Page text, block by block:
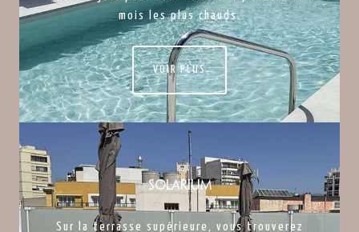
mois les plus chauds.
VOIR PLUS
Solarium
Sur la terrasse supérieure, vous trouverez